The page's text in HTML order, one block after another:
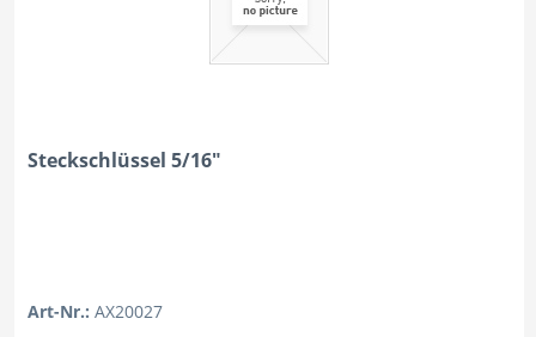
Steckschlüssel 5/16"
Art-Nr.:AX20027